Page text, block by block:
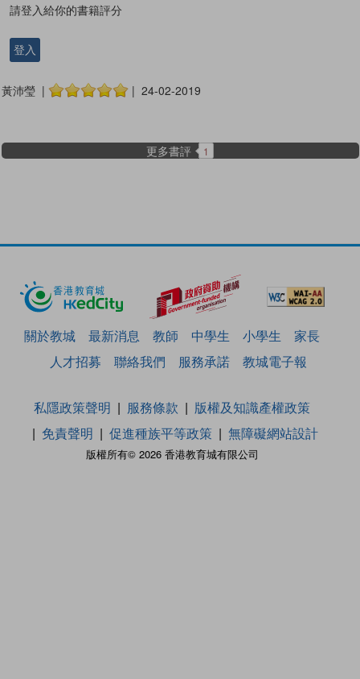
請登入給你的書籍評分
登入
黃沛瑩 | | 24-02-2019
更多書評 1
關於教城 最新消息 教師 中學生 小學生
家長
人才招募
聯絡我們 服務承諾 教城電子報
版權所有© 2026 香港教育城有限公司
私隱政策聲明 服務條款
版權及知識產權政策
免責聲明
促進種族平等政策 無障礙網站設計